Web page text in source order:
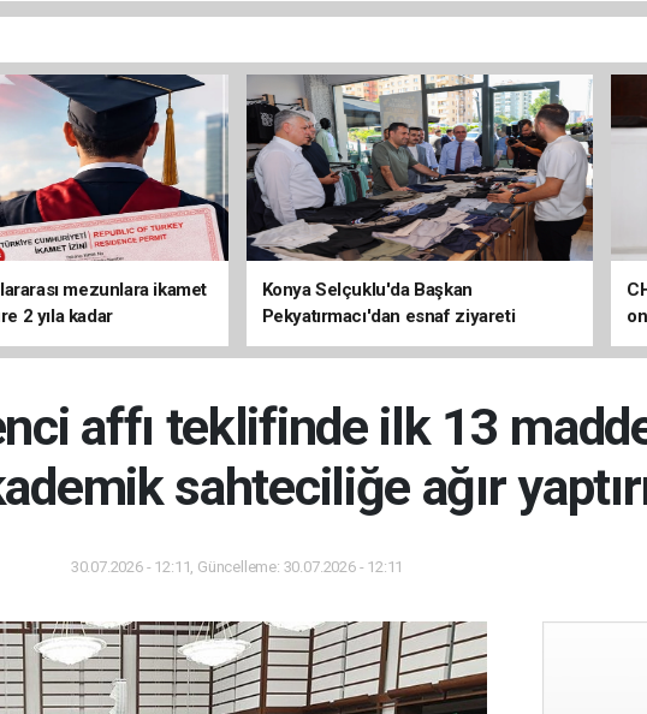
mezunlara ikamet
2 yıla kadar
Konya Selçuklu'da Başkan
Pekyatırmacı'dan esnaf ziyareti
affı teklifinde ilk 13
sahteciliğe ağır
30.07.2026 - 12:11, Güncelleme: 30.07.2026 - 12:11